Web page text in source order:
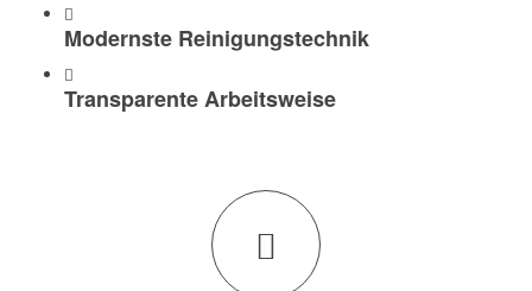
Modernste Reinigungstechnik
Transparente Arbeitsweise